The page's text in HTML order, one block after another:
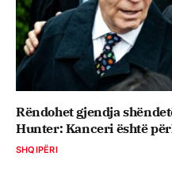
Rëndohet gjendja
Hunter: Kanceri është
SHQIPËRI